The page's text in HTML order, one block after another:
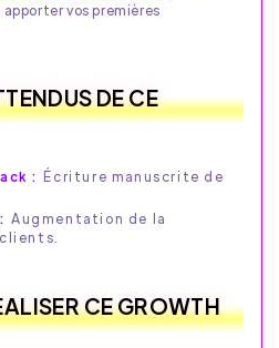
vos premières
DE CE
: Écriture manuscrite de
Augmentation de la
CE GROWTH